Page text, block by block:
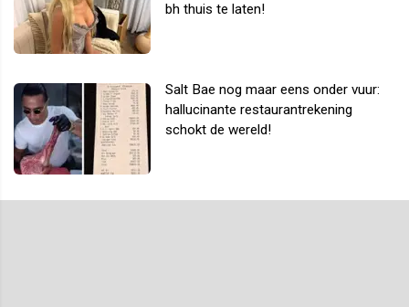
bh thuis te laten!
Salt Bae nog maar eens onder vuur:
hallucinante restaurantrekening
schokt de wereld!